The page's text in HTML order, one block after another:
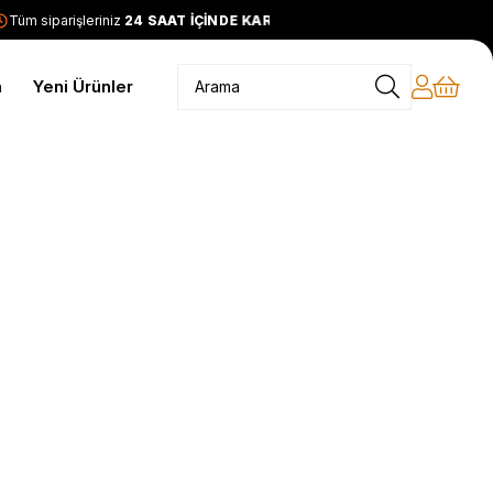
siparişleriniz24 SAAT İÇİNDE KARGODA
Yeni Ürünler